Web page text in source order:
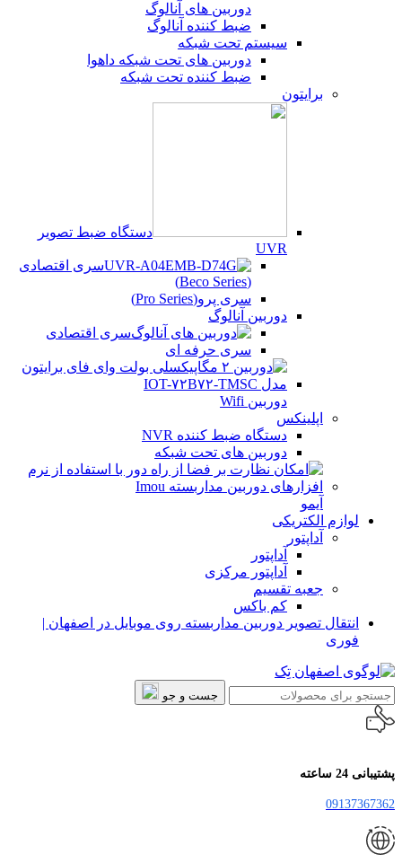
دوربین های آنالوگ
ضبط کننده آنالوگ
سیستم تحت شبکه
دوربین های تحت شبکه داهوا
ضبط کننده تحت شبکه
برایتون
دستگاه ضبط تصویر
UVR
سری اقتصادی
(Beco Series)
سری پرو(Pro Series)
دوربین آنالوگ
سری اقتصادی
سری حرفه ای
دوربین Wifi
اپلینکس
دستگاه ضبط کننده NVR
دوربین های تحت شبکه
آیمو
لوازم الکتریکی
آداپتور
آداپتور
آداپتور مرکزی
جعبه تقسیم
کم باکس
انتقال تصویر دوربین مداربسته روی موبایل در اصفهان |
فوری
جست و جو
پشتیبانی 24 ساعته
09137367362